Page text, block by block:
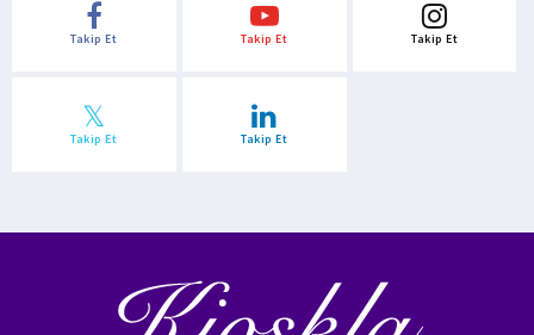
Takip Et Takip Et Takip Et
Takip Et Takip Et